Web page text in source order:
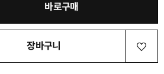
바로구매
장바구니